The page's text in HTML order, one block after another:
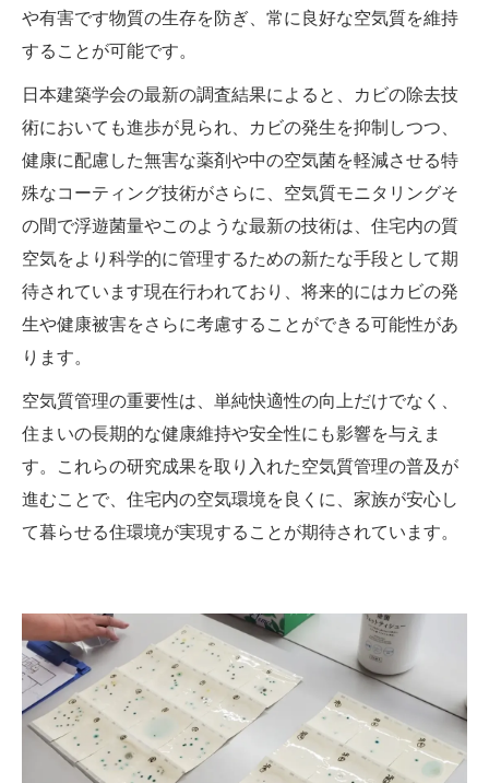
や有害です物質の生存を防ぎ、常に良好な空気質を維持
することが可能です。
日本建築学会の最新の調査結果によると、カビの除去技
術においても進歩が見られ、カビの発生を抑制しつつ、
健康に配慮した無害な薬剤や中の空気菌を軽減させる特
殊なコーティング技術がさらに、空気質モニタリングそ
の間で浮遊菌量やこのような最新の技術は、住宅内の質
空気をより科学的に管理するための新たな手段として期
待されています現在行われており、将来的にはカビの発
生や健康被害をさらに考慮することができる可能性があ
ります。
空気質管理の重要性は、単純快適性の向上だけでなく、
住まいの長期的な健康維持や安全性にも影響を与えま
す。これらの研究成果を取り入れた空気質管理の普及が
進むことで、住宅内の空気環境を良くに、家族が安心し
て暮らせる住環境が実現することが期待されています。